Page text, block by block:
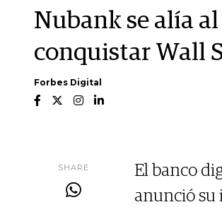
Nubank se alía
conquistar Wall
Forbes Digital
SHARE
El banco
anunció su